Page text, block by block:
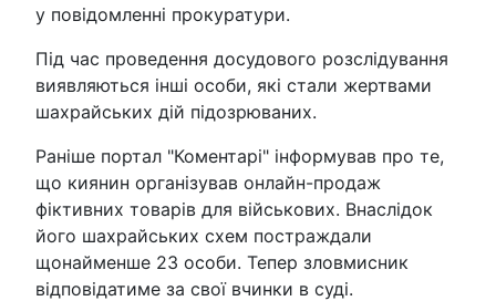
у повідомленні прокуратури.
Під час проведення досудового розслідування
виявляються інші особи, які стали жертвами
шахрайських дій підозрюваних.
Раніше портал "Коментарі" інформував про те,
що киянин організував онлайн-продаж
фіктивних товарів для військових. Внаслідок
його шахрайських схем постраждали
щонайменше 23 особи. Тепер зловмисник
відповідатиме за свої вчинки в суді.